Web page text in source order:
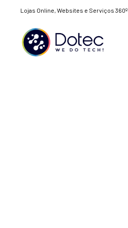
Lojas Online, Websites e Serviços 360º